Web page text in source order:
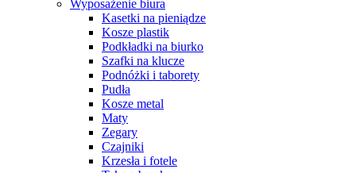
Wyposażenie biura
Kasetki na pieniądze
Kosze plastik
Podkładki na biurko
Szafki na klucze
Podnóżki i taborety
Pudła
Kosze metal
Maty
Zegary
Czajniki
Krzesła i fotele